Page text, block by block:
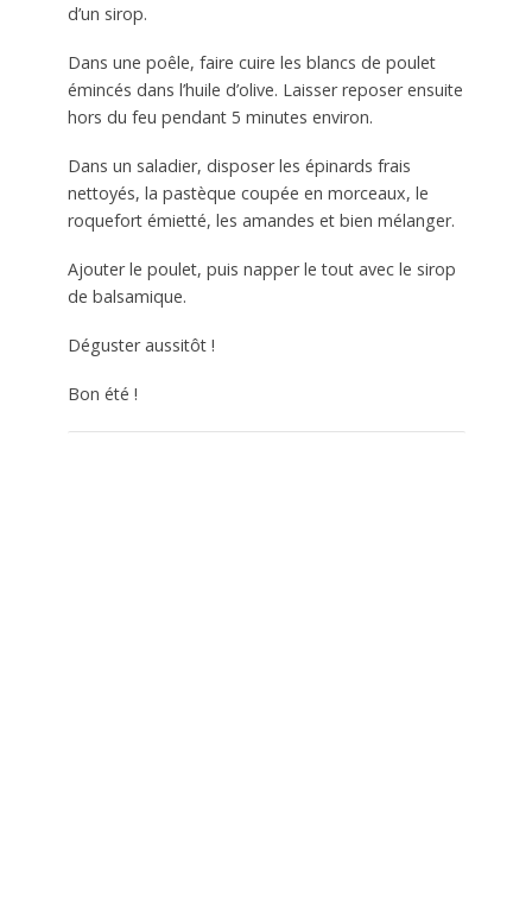
d’un sirop.
Dans une poêle, faire cuire les blancs de poulet
émincés dans l’huile d’olive. Laisser reposer ensuite
hors du feu pendant 5 minutes environ.
Dans un saladier, disposer les épinards frais
nettoyés, la pastèque coupée en morceaux, le
roquefort émietté, les amandes et bien mélanger.
Ajouter le poulet, puis napper le tout avec le sirop
de balsamique.
Déguster aussitôt !
Bon été !